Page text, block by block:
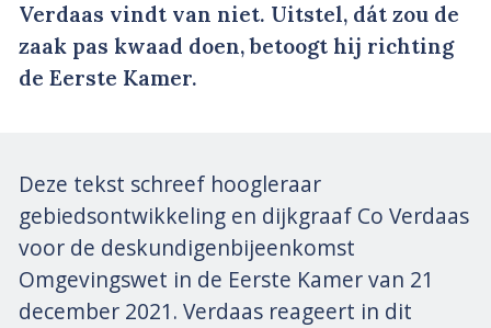
Verdaas vindt van niet. Uitstel, dát zou de
zaak pas kwaad doen, betoogt hij richting
de Eerste Kamer.
Deze tekst schreef hoogleraar
gebiedsontwikkeling en dijkgraaf Co Verdaas
voor de deskundigenbijeenkomst
Omgevingswet in de Eerste Kamer van 21
december 2021. Verdaas reageert in dit